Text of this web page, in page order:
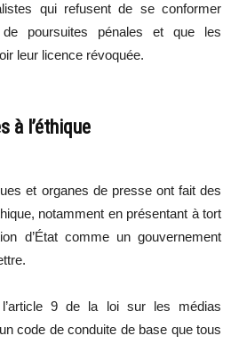
qui refusent de se conformer
de poursuites pénales et que les
leur licence révoquée.
à l’éthique
et organes de presse ont fait des
notamment en présentant à tort
d’État comme un gouvernement
9 de la loi sur les médias
code de conduite de base que tous